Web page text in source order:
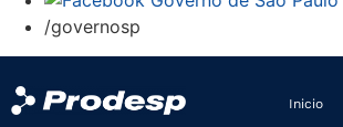
/governosp
Inicio